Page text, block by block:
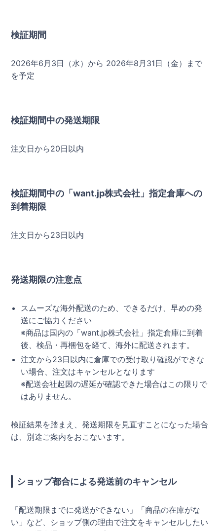
検証期間
2026年6月3日（水）から 2026年8月31日（金）まで
を予定
検証期間中の発送期限
注文日から20日以内
検証期間中の「want.jp株式会社」指定倉庫への
到着期限
注文日から23日以内
発送期限の注意点
スムーズな海外配送のため、できるだけ、早めの発
送にご協力ください
※商品は国内の「want.jp株式会社」指定倉庫に到着
後、検品・再梱包を経て、海外に配送されます。
注文から23日以内に倉庫での受け取り確認ができな
い場合、注文はキャンセルとなります
※配送会社起因の遅延が確認できた場合はこの限りで
はありません。
検証結果を踏まえ、発送期限を見直すことになった場合
は、別途ご案内をおこないます。
ショップ都合による発送前のキャンセル
「配送期限までに発送ができない」「商品の在庫がな
い」など、ショップ側の理由で注文をキャンセルしたい